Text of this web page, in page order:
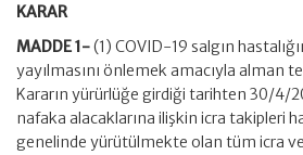
KARAR
MADDE 1-(1) COVID-19 salgın
yayılmasını önlemek amacıyla alman
Kararın yürürlüğe girdiği tarihten 30/4/
nafaka alacaklarına ilişkin icra takipleri
genelinde yürütülmekte olan tüm icra